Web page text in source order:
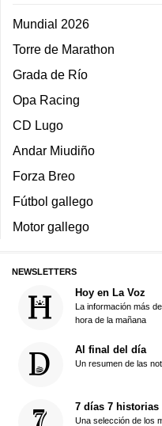
Mundial 2026
Torre de Marathon
Grada de Río
Opa Racing
CD Lugo
Andar Miudiño
Forza Breo
Fútbol gallego
Motor gallego
NEWSLETTERS
Hoy en La Voz
La información más
hora de la mañana
Al final del día
Un resumen de las
7 días 7 historias
Una selección de los